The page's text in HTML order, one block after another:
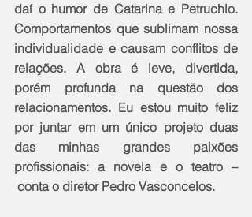
daí o humor de Catarina e Petruchio.
Comportamentos que sublimam nossa
individualidade e causam conflitos de
relações. A obra é leve, divertida,
porém profunda na questão dos
relacionamentos. Eu estou muito feliz
por juntar em um único projeto duas
das minhas grandes paixões
profissionais: a novela e o teatro –
conta o diretor Pedro Vasconcelos.